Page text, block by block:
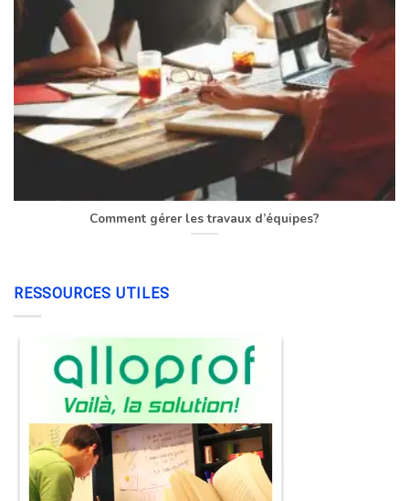
Comment gérer les travaux d’équipes?
RESSOURCES UTILES